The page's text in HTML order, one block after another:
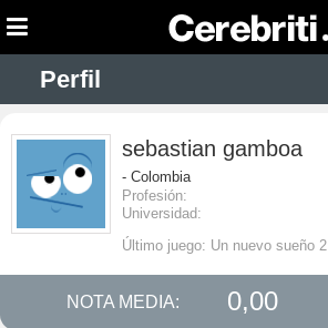
Perfil
sebastian gamboa
- Colombia
Profesión:
Universidad:
Último juego: Un nuevo sueño 2
NOTA MEDIA: 0,00